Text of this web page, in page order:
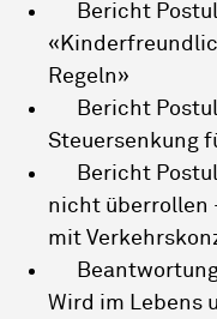
Bericht
Regeln»
Bericht
Steuersenkung
Bericht
nicht überrollen
mit
Beantwortung
Wird im Lebens